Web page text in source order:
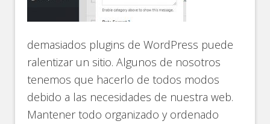
demasiados plugins de WordPress puede
ralentizar un sitio. Algunos de nosotros
tenemos que hacerlo de todos modos
debido a las necesidades de nuestra web.
Mantener todo organizado y ordenado